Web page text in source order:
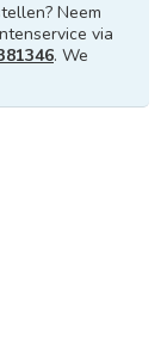
Neem
via
. We